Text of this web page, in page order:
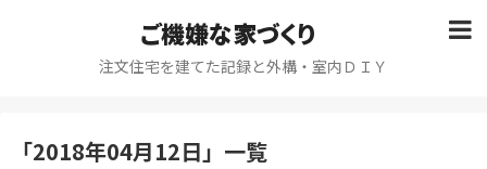
ご機嫌な家づくり
注文住宅を建てた記録と外構・室内ＤＩＹ
「2018年04月12日」 一覧